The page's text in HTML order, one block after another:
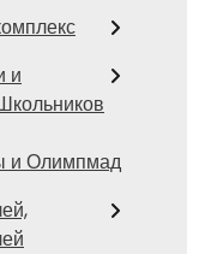
и
и Олимпмад